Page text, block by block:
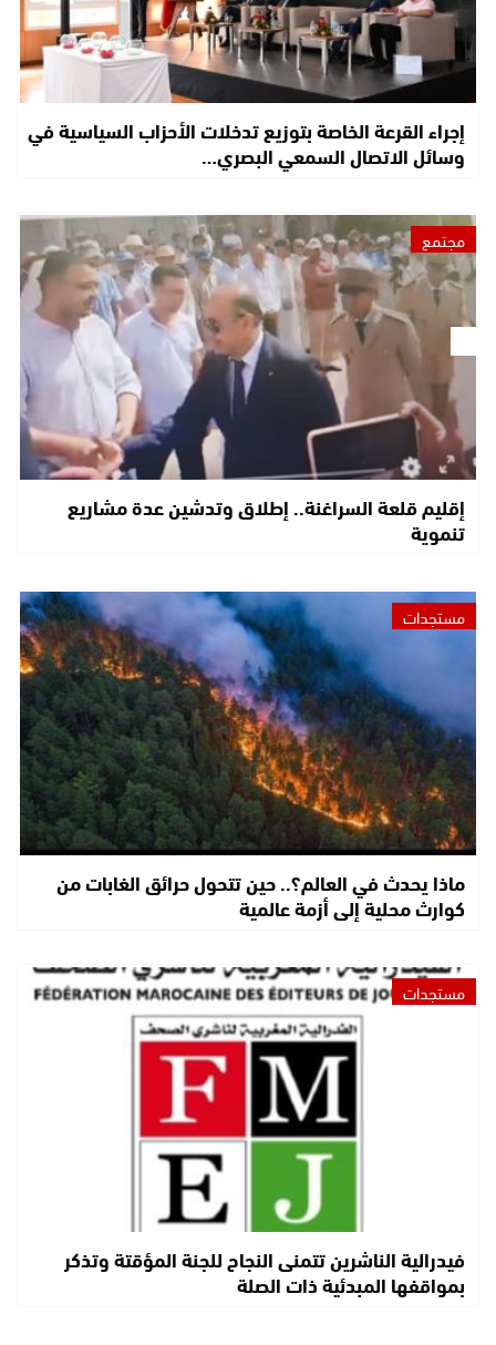
إجراء القرعة الخاصة بتوزيع تدخلات الأحزاب السياسية في
وسائل الاتصال السمعي البصري…
مجتمع
إقليم قلعة السراغنة.. إطلاق وتدشين عدة مشاريع
تنموية
مستجدات
ماذا يحدث في العالم؟.. حين تتحول حرائق الغابات من
كوارث محلية إلى أزمة عالمية
مستجدات
فيدرالية الناشرين تتمنى النجاح للجنة المؤقتة وتذكر
بمواقفها المبدئية ذات الصلة